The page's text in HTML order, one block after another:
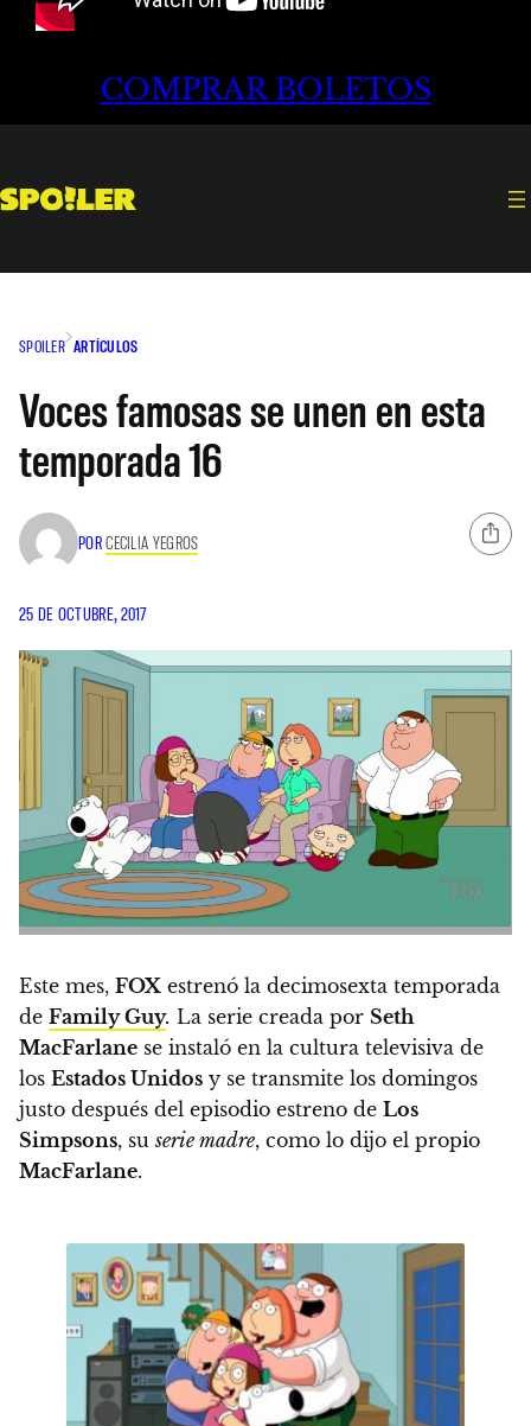
COMPRAR BOLETOS
SPOILER ARTÍCULOS
Voces famosas se unen en esta
temporada 16
PORCECILIA YEGROS
25 DE OCTUBRE, 2017
Este mes, FOX estrenó la decimosexta temporada
de Family Guy. La serie creada por Seth
MacFarlane se instaló en la cultura televisiva de
los Estados Unidos y se transmite los domingos
justo después del episodio estreno de Los
Simpsons, suserie madre, como lo dijo el propio
MacFarlane.